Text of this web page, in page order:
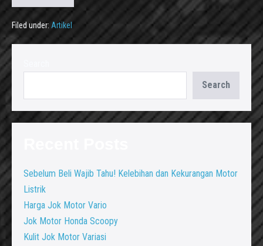
Filed under: Artikel
Search
Sebelum Beli Wajib Tahu! Kelebihan dan Kekurangan Motor
Listrik
Harga Jok Motor Vario
Jok Motor Honda Scoopy
Kulit Jok Motor Variasi